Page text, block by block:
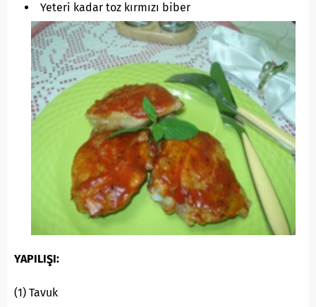
Yeteri kadar toz kırmızı biber
YAPILIŞI:
(1) Tavuk